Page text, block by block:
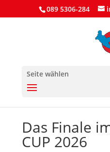
089 5306-284
Seite wählen
Das Finale
CUP 2026